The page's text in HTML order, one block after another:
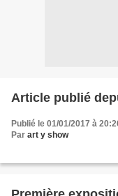
Publié le 01/01/2017 à
Par art y show